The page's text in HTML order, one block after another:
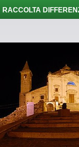
RACCOLTA